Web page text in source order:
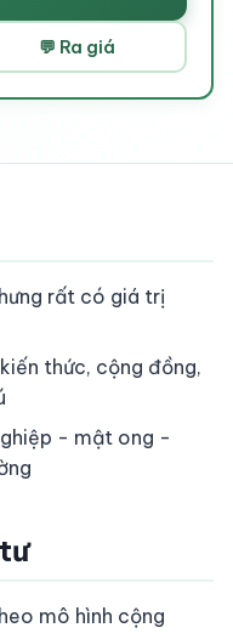
💬 Ra giá
rất có giá trị
thức, cộng đồng,
- mật ong -
mô hình cộng